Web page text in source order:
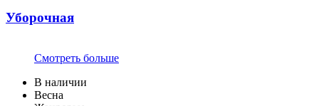
Уборочная
Смотреть больше
В наличии
Весна